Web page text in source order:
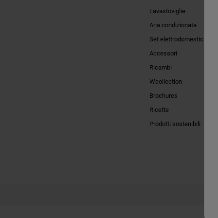
Lavastoviglie
Aria condizionata
Set elettrodomestici
Accessori
Ricambi
Wcollection
Brochures
Ricette
Prodotti sostenibili